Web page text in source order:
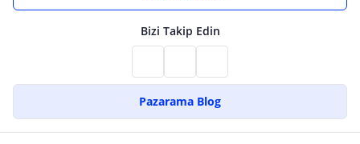
Bizi Takip Edin
Pazarama Blog